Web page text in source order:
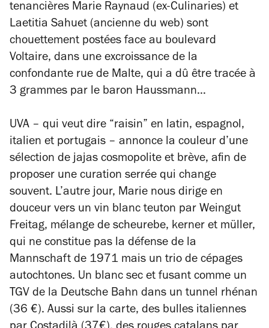
tenancières Marie Raynaud (ex-Culinaries) et
Laetitia Sahuet (ancienne du web) sont
chouettement postées face au boulevard
Voltaire, dans une excroissance de la
confondante rue de Malte, qui a dû être tracée à
3 grammes par le baron Haussmann…
UVA – qui veut dire “raisin” en latin, espagnol,
italien et portugais – annonce la couleur d’une
sélection de jajas cosmopolite et brève, afin de
proposer une curation serrée qui change
souvent. L’autre jour, Marie nous dirige en
douceur vers un vin blanc teuton par Weingut
Freitag, mélange de scheurebe, kerner et müller,
qui ne constitue pas la défense de la
Mannschaft de 1971 mais un trio de cépages
autochtones. Un blanc sec et fusant comme un
TGV de la Deutsche Bahn dans un tunnel rhénan
(36 €). Aussi sur la carte, des bulles italiennes